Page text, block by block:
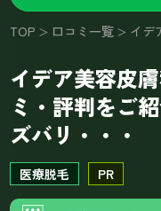
TOP 口コミ一覧 イデ
イデア美容皮
ミ・評判をご
ズバリ・・・
医療脱毛 PR